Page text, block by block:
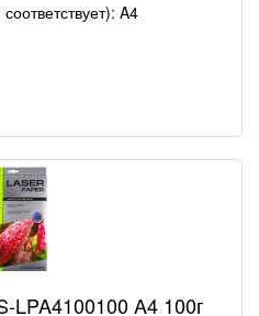
A4
LPA4100100 A4 100г